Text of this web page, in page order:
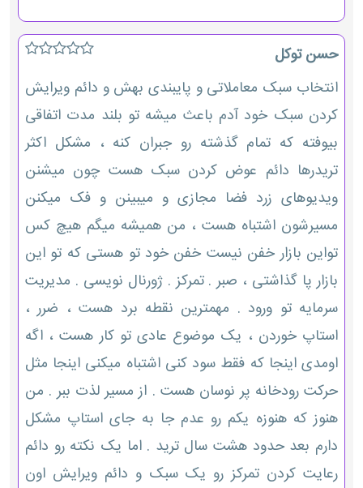
حسن توکل
انتخاب سبک معاملاتی و پایبندی بهش و دائم ویرایش
کردن سبک خود آدم باعث میشه تو بلند مدت اتفاقی
بیوفته که تمام گذشته رو جبران کنه ، مشکل اکثر
تریدرها دائم عوض کردن سبک هست چون میشنن
ویدیوهای زرد فضا مجازی و میبینن و فک میکنن
مسیرشون اشتباه هست ، من همیشه میگم هیچ کس
تواین بازار خفن نیست خفن خود تو هستی که تو این
بازار پا گذاشتی ، صبر . تمرکز . ژورنال نویسی . مدیریت
سرمایه تو ورود . مهمترین نقطه برد هست ، ضرر ،
استاپ خوردن ، یک موضوع عادی تو کار هست ، اگه
اومدی اینجا که فقط سود کنی اشتباه میکنی اینجا مثل
حرکت رودخانه پر نوسان هست . از مسیر لذت ببر . من
هنوز که هنوزه یکم رو عدم جا به جای استاپ مشکل
دارم بعد حدود هشت سال ترید . اما یک نکته رو دائم
رعایت کردن تمرکز رو یک سبک و دائم ویرایش اون